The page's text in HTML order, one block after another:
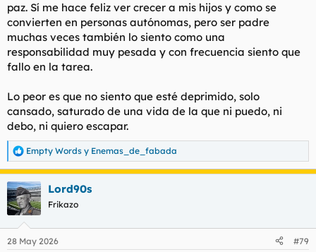
paz. Sí me hace feliz ver crecer a mis hijos y como se
convierten en personas autónomas, pero ser padre
muchas veces también lo siento como una
responsabilidad muy pesada y con frecuencia siento que
fallo en la tarea.
Lo peor es que no siento que esté deprimido, solo
cansado, saturado de una vida de la que ni puedo, ni
debo, ni quiero escapar.
R
e
a
c
c
i
e
Empty Words y Enemas_de_fabada
Lord90s
Frikazo
28 May 2026 #79